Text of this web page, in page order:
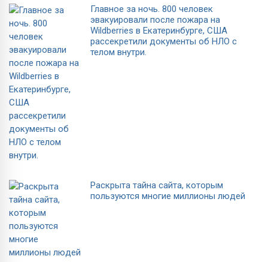
Главное за ночь. 800 человек
эвакуировали после пожара на
Wildberries в Екатеринбурге, США
рассекретили документы об НЛО с
телом внутри.
Раскрыта тайна сайта, которым
пользуются многие миллионы людей